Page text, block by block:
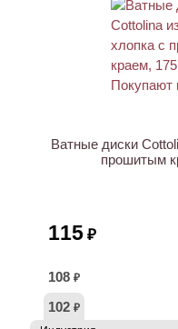
Ватные диски
прошитым
115 ₽
108 ₽
102 ₽